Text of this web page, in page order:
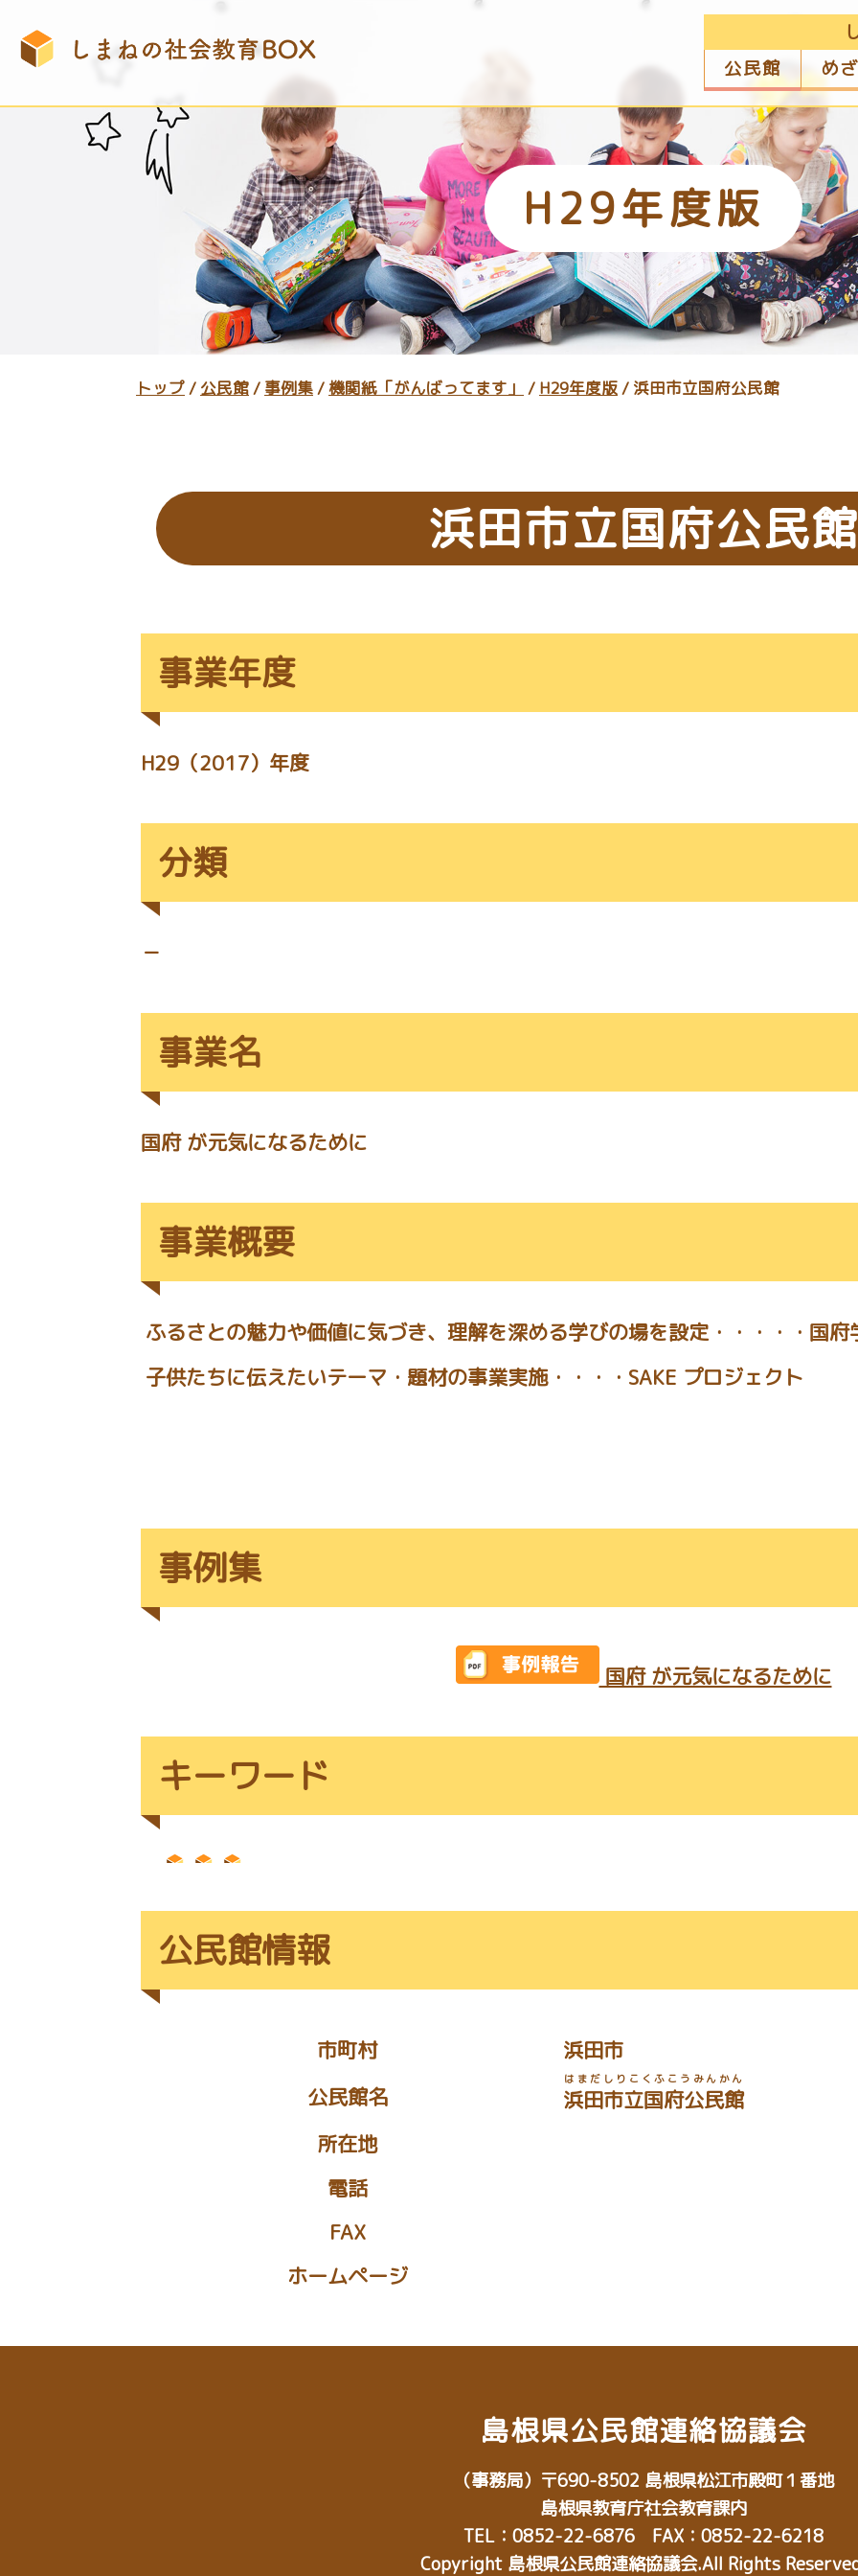
公民館
め
H29年度版
現
置：
トップ / 公民館 / 事例集 / 機関紙「がんばってます」 / H29年度版 / 浜田市立国府公民館
浜田市立国府公民館
事業年度
H29（2017）年度
分類
－
事業名
国府 が元気になるために
事業概要
ふるさとの魅力や価値に気づき、理解を深める学びの場を設定・・・・・国府
子供たちに伝えたいテーマ・題材の事業実施・・・・SAKE プロジェクト
事例集
国府 が元気になるために
キーワード
公民館情報
市町村
浜田市
公民館名
浜田市立国府公民館
はまだしりこくふこうみんかん
所在地
電話
FAX
ホームページ
島根県公民館連絡協議会
（事務局） 〒690-8502 島根県松江市殿町１番地
島根県教育庁社会教育課内
TEL：0852-22-6876 FAX：0852-22-6218
Copyright 島根県公民館連絡協議会.All Rights